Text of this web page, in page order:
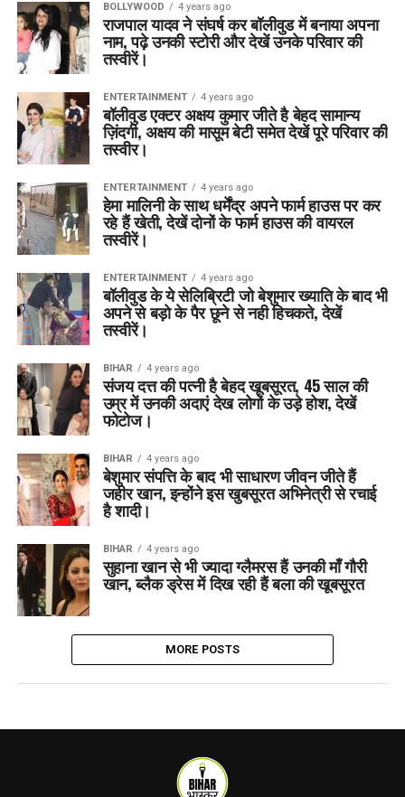
BOLLYWOOD 4 years ago
राजपाल यादव ने संघर्ष कर बॉलीवुड में बनाया अपना
नाम, पढ़े उनकी स्टोरी और देखें उनके परिवार की
तस्वीरें।
ENTERTAINMENT 4 years ago
बॉलीवुड एक्टर अक्षय कुमार जीते है बेहद सामान्य
ज़िंदगी, अक्षय की मासूम बेटी समेत देखें पूरे परिवार की
तस्वीर।
ENTERTAINMENT 4 years ago
हेमा मालिनी के साथ धर्मेंद्र अपने फार्म हाउस पर कर
रहे हैं खेती, देखें दोनों के फार्म हाउस की वायरल
तस्वीरें।
ENTERTAINMENT 4 years ago
बॉलीवुड के ये सेलिब्रिटी जो बेशुमार ख्याति के बाद भी
अपने से बड़ो के पैर छूने से नही हिचकते, देखें
तस्वीरें।
BIHAR 4 years ago
संजय दत्त की पत्नी है बेहद खूबसूरत, 45 साल की
उम्र में उनकी अदाएं देख लोगों के उड़े होश, देखें
फोटोज।
BIHAR 4 years ago
बेशुमार संपत्ति के बाद भी साधारण जीवन जीते हैं
जहीर खान, इन्होंने इस खुबसूरत अभिनेत्री से रचाई
है शादी।
BIHAR 4 years ago
सुहाना खान से भी ज्यादा ग्लैमरस हैं उनकी माँ गौरी
खान, ब्लैक ड्रेस में दिख रही हैं बला की खूबसूरत
MORE POSTS